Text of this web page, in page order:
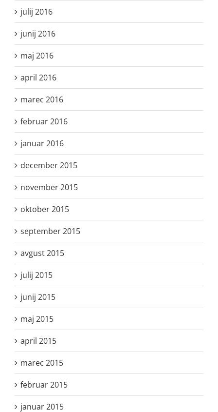
julij 2016
junij 2016
maj 2016
april 2016
marec 2016
februar 2016
januar 2016
december 2015
november 2015
oktober 2015
september 2015
avgust 2015
julij 2015
junij 2015
maj 2015
april 2015
marec 2015
februar 2015
januar 2015